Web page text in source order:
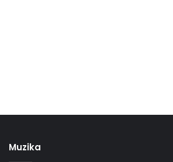
Muzika